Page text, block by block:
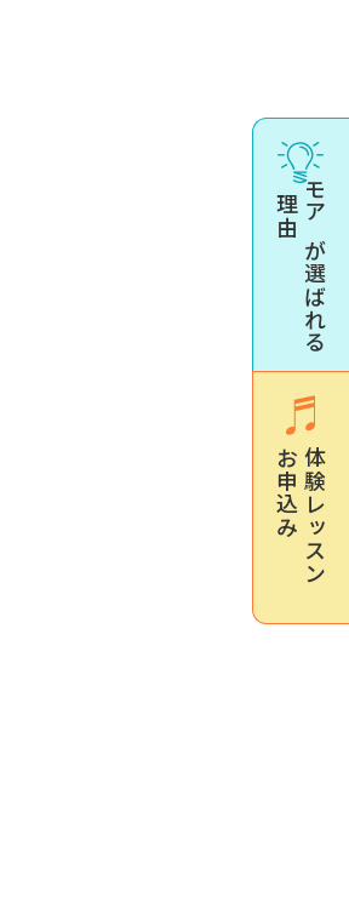
モアが選ばれる
理由
体験レッスン
お申込み